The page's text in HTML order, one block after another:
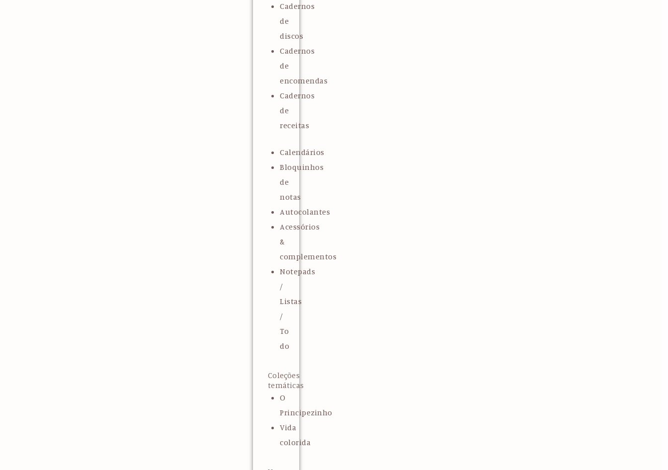
Cadernos
de
discos
Cadernos
de
encomendas
Cadernos
de
receitas
Calendários
Bloquinhos
de
notas
Autocolantes
Acessórios
&
complementos
Notepads
/
Listas
/
To
do
Coleções
temáticas
O
Principezinho
Vida
colorida